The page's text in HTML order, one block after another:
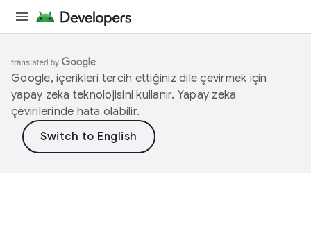
Google, içerikleri tercih ettiğiniz dile çevirmek için
yapay zeka teknolojisini kullanır. Yapay zeka
çevirilerinde hata olabilir.